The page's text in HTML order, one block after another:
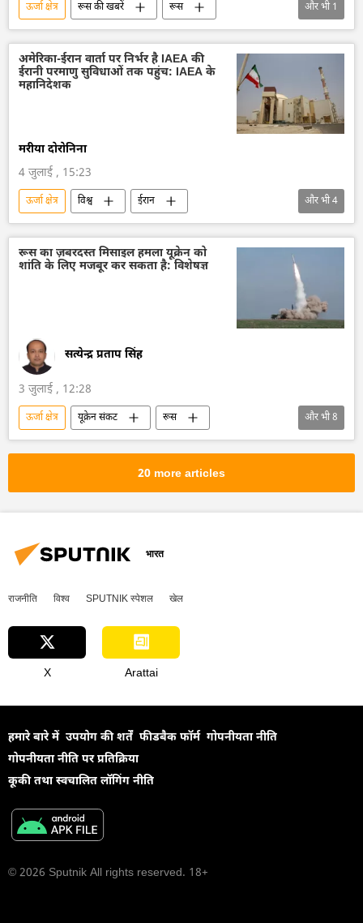
ऊर्जा क्षेत्र रूस की खबरें
रूस
रूस का विकास
और भी1
अमेरिका-ईरान वार्ता पर निर्भर है IAEA की
ईरानी परमाणु सुविधाओं तक पहुंच: IAEA के
महानिदेशक
मरीया दोरोनिना
4 जुलाई , 15:23
ऊर्जा क्षेत्र विश्व
ईरान
अमेरिका-इजराइल-ईरान युद्ध
अमेरिका
अंतर्राष्ट्रीय परमाणु ऊर्जा अभिकरण (IAEA)
और भी4
रूस का ज़बरदस्त मिसाइल हमला यूक्रेन को
शांति के लिए मजबूर कर सकता है: विशेषज्ञ
सत्येन्द्र प्रताप सिंह
3 जुलाई , 12:28
ऊर्जा क्षेत्र यूक्रेन संकट
रूस
रक्षा मंत्रालय (MoD)
रक्षा-पंक्ति
वायु रक्षा
बैलिस्टिक मिसाइल प्रणाली
ड्रोन
ड्रोन हमला ईंधन संकट
और भी8
20 more articles
भारत
राजनीति विश्व SPUTNIK स्पेशल खेल
X Arattai
हमारे बारे में उपयोग की शर्तें फीडबैक फॉर्म गोपनीयता नीति
गोपनीयता नीति पर प्रतिक्रिया
कूकी तथा स्वचालित लॉगिंग नीति
© 2026 Sputnik All rights reserved. 18+